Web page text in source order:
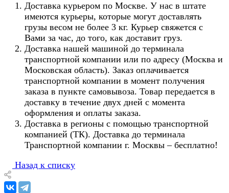
Доставка курьером по Москве. У нас в штате
имеются курьеры, которые могут доставлять
грузы весом не более 3 кг. Курьер свяжется с
Вами за час, до того, как доставит груз.
Доставка нашей машиной до терминала
транспортной компании или по адресу (Москва и
Московская область). Заказ оплачивается
транспортной компании в момент получения
заказа в пункте самовывоза. Товар передается в
доставку в течение двух дней с момента
оформления и оплаты заказа.
Доставка в регионы с помощью транспортной
компанией (ТК). Доставка до терминала
Транспортной компании г. Москвы – бесплатно!
Назад к списку